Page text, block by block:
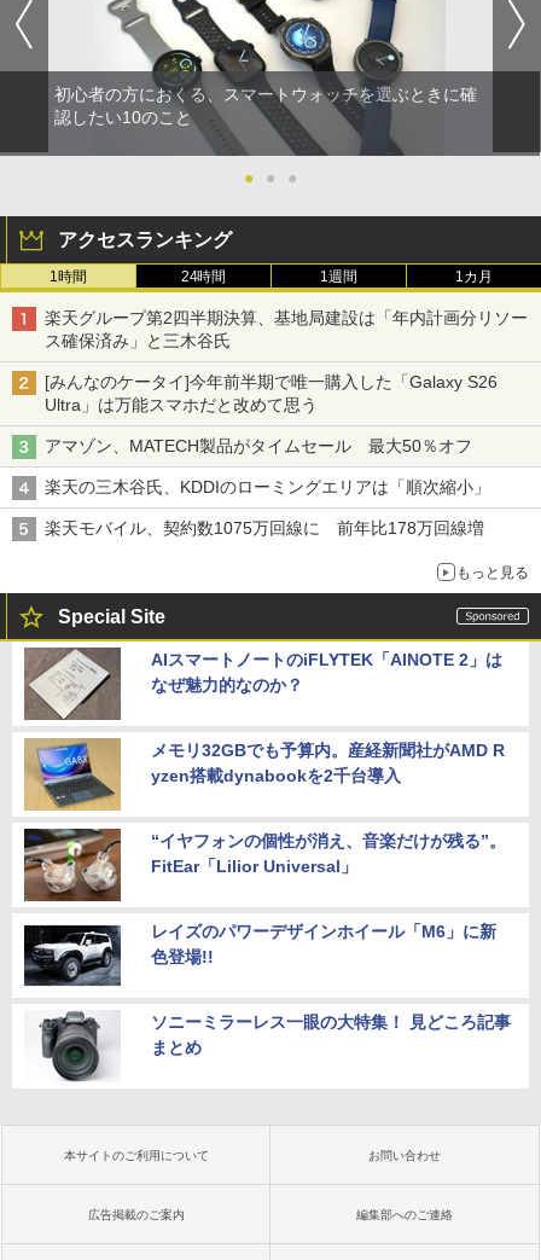
初心者の方におくる、スマートウォッチを選ぶときに確
認したい10のこと
● ● ●
アクセスランキング
1時間 24時間 1週間 1カ月
楽天グループ第2四半期決算、基地局建設は「年内計画分リソー
ス確保済み」と三木谷氏
[みんなのケータイ]今年前半期で唯一購入した「Galaxy S26
Ultra」は万能スマホだと改めて思う
アマゾン、MATECH製品がタイムセール 最大50％オフ
楽天の三木谷氏、KDDIのローミングエリアは「順次縮小」
楽天モバイル、契約数1075万回線に 前年比178万回線増
もっと見る
Special Site
AIスマートノートのiFLYTEK「AINOTE 2」は
なぜ魅力的なのか？
メモリ32GBでも予算内。産経新聞社がAMD R
yzen搭載dynabookを2千台導入
“イヤフォンの個性が消え、音楽だけが残る”。
FitEar「Lilior Universal」
レイズのパワーデザインホイール「M6」に新
色登場!!
ソニーミラーレス一眼の大特集！ 見どころ記事
まとめ
本サイトのご利用について お問い合わせ
広告掲載のご案内 編集部へのご連絡